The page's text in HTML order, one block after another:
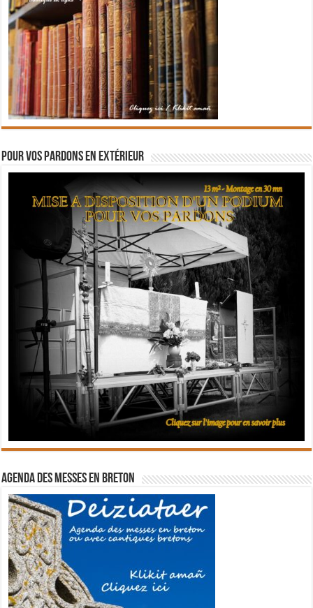
Pour vos pardons en extérieur
Agenda des messes en breton